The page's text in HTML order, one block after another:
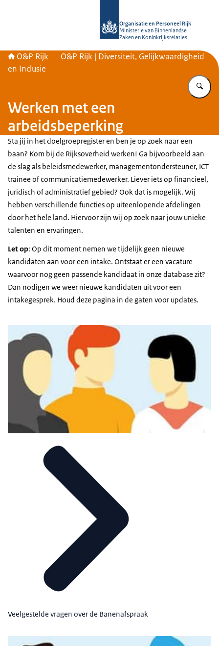
Organisatie en Personeel Rijk
Ministerie van Binnenlandse
Zaken en Koninkrijksrelaties
O&P Rijk
O&P Rijk | Diversiteit, Gelijkwaardigheid
en Inclusie
Werken met een
arbeidsbeperking
Sta jij in het doelgroepregister en ben je op zoek naar een
baan? Kom bij de Rijksoverheid werken! Ga bijvoorbeeld aan
de slag als beleidsmedewerker, managementondersteuner, ICT
trainee of communicatiemedewerker. Liever iets op financieel,
juridisch of administratief gebied? Ook dat is mogelijk. Wij
hebben verschillende functies op uiteenlopende afdelingen
door het hele land. Hiervoor zijn wij op zoek naar jouw unieke
talenten en ervaringen.
Let op: Op dit moment nemen we tijdelijk geen nieuwe
kandidaten aan voor een intake. Ontstaat er een vacature
waarvoor nog geen passende kandidaat in onze database zit?
Dan nodigen we weer nieuwe kandidaten uit voor een
intakegesprek. Houd deze pagina in de gaten voor updates.
Veelgestelde vragen over de Banenafspraak